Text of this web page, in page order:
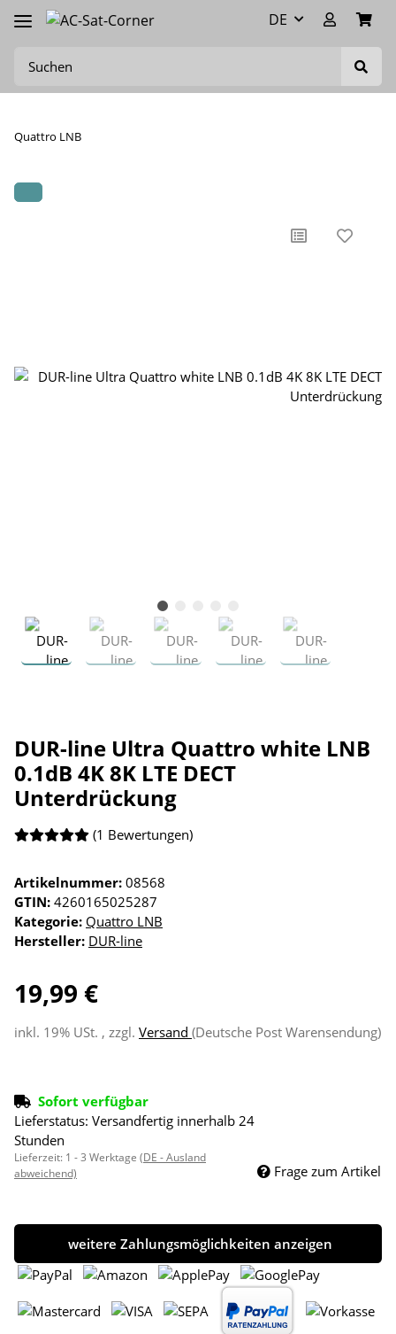
DE
Quattro LNB
DUR-line Ultra Quattro white LNB
0.1dB 4K 8K LTE DECT
Unterdrückung
(1 Bewertungen)
Artikelnummer: 08568
GTIN: 4260165025287
Kategorie: Quattro LNB
Hersteller: DUR-line
19,99 €
inkl. 19% USt. , zzgl. Versand (Deutsche Post Warensendung)
Sofort verfügbar
Lieferstatus: Versandfertig innerhalb 24
Stunden
Lieferzeit: 1 - 3 Werktage (DE - Ausland
abweichend)
Frage zum Artikel
weitere Zahlungsmöglichkeiten anzeigen